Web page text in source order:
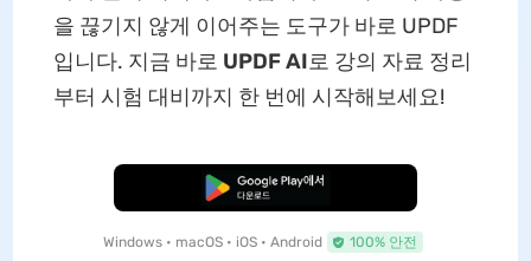
을 끊기지 않게 이어주는 도구가 바로 UPDF
입니다. 지금 바로 UPDF AI로 강의 자료 정리
부터 시험 대비까지 한 번에 시작해보세요!
무료로 다운로드
Windows • macOS • iOS • Android 100% 안전